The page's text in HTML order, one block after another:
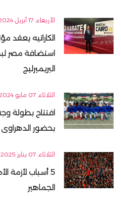
الأربعاء, 17 أبريل 2024 - 08:19 م
الكاراتيه يعقد
استضافة مصر
البريميرليج
الثلاثاء, 07 مايو 2024 - 04:17 م
افتتاح بطولة
بحضور الدهراوى
الثلاثاء, 07 يناير 2025 - 05:50 م
5 أسباب لأزمة
الجماهير